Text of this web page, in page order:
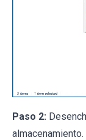
Paso 2:
almacenamiento.